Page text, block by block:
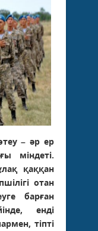
– әр ер
міндеті.
қаққан
отан
барған
енді
тіпті